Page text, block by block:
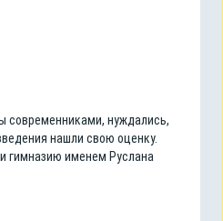
современниками, нуждались,
нашли свою оценку.
гимназию именем Руслана